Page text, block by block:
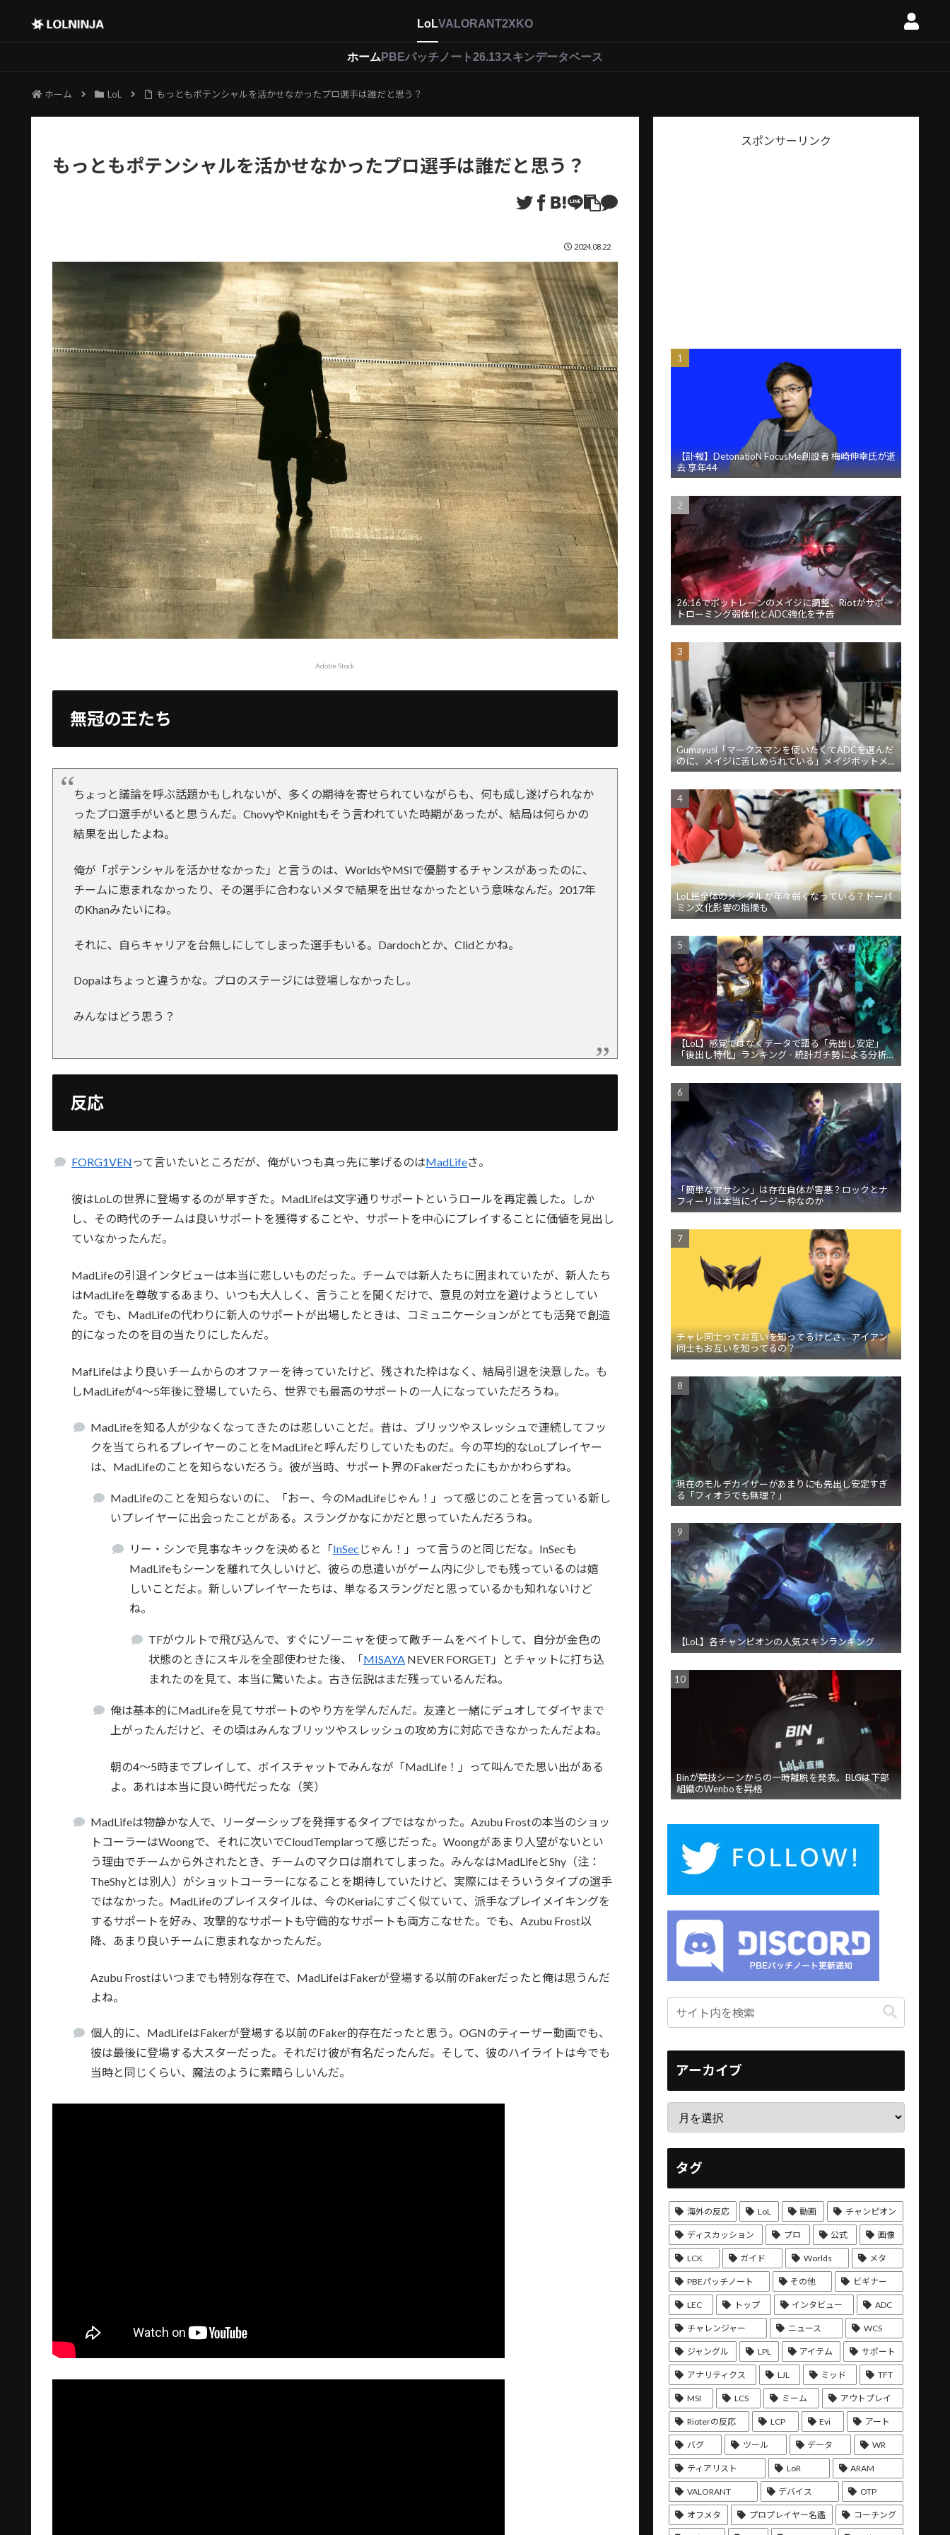
LoLVALORANT2XKO
ホーム PBEパッチノート26.13スキンデータベース
ホーム LoL もっともポテンシャルを活かせなかったプロ選手は誰だと思う？
もっともポテンシャルを活かせなかったプロ選手は誰だと思う？
2024.08.22
Adobe Stock
無冠の王たち
ちょっと議論を呼ぶ話題かもしれないが、多くの期待を寄せられていながらも、何も成し遂げられなか
ったプロ選手がいると思うんだ。ChovyやKnightもそう言われていた時期があったが、結局は何らかの
結果を出したよね。
俺が「ポテンシャルを活かせなかった」と言うのは、WorldsやMSIで優勝するチャンスがあったのに、
チームに恵まれなかったり、その選手に合わないメタで結果を出せなかったという意味なんだ。2017年
のKhanみたいにね。
それに、自らキャリアを台無しにしてしまった選手もいる。Dardochとか、Clidとかね。
Dopaはちょっと違うかな。プロのステージには登場しなかったし。
みんなはどう思う？
反応
FORG1VENって言いたいところだが、俺がいつも真っ先に挙げるのはMadLifeさ。
彼はLoLの世界に登場するのが早すぎた。MadLifeは文字通りサポートというロールを再定義した。しか
し、その時代のチームは良いサポートを獲得することや、サポートを中心にプレイすることに価値を見出し
ていなかったんだ。
MadLifeの引退インタビューは本当に悲しいものだった。チームでは新人たちに囲まれていたが、新人たち
はMadLifeを尊敬するあまり、いつも大人しく、言うことを聞くだけで、意見の対立を避けようとしてい
た。でも、MadLifeの代わりに新人のサポートが出場したときは、コミュニケーションがとても活発で創造
的になったのを目の当たりにしたんだ。
MafLifeはより良いチームからのオファーを待っていたけど、残された枠はなく、結局引退を決意した。も
しMadLifeが4〜5年後に登場していたら、世界でも最高のサポートの一人になっていただろうね。
MadLifeを知る人が少なくなってきたのは悲しいことだ。昔は、ブリッツやスレッシュで連続してフッ
クを当てられるプレイヤーのことをMadLifeと呼んだりしていたものだ。今の平均的なLoLプレイヤー
は、MadLifeのことを知らないだろう。彼が当時、サポート界のFakerだったにもかかわらずね。
MadLifeのことを知らないのに、「おー、今のMadLifeじゃん！」って感じのことを言っている新し
いプレイヤーに出会ったことがある。スラングかなにかだと思っていたんだろうね。
リー・シンで見事なキックを決めると「InSec じゃん！」って言うのと同じだな。InSecも
MadLifeもシーンを離れて久しいけど、彼らの息遣いがゲーム内に少しでも残っているのは嬉
しいことだよ。新しいプレイヤーたちは、単なるスラングだと思っているかも知れないけど
ね。
TFがウルトで飛び込んで、すぐにゾーニャを使って敵チームをベイトして、自分が金色の
状態のときにスキルを全部使わせた後、「MISAYA NEVER FORGET」とチャットに打ち込
まれたのを見て、本当に驚いたよ。古き伝説はまだ残っているんだね。
俺は基本的にMadLifeを見てサポートのやり方を学んだんだ。友達と一緒にデュオしてダイヤまで
上がったんだけど、その頃はみんなブリッツやスレッシュの攻め方に対応できなかったんだよね。
朝の4〜5時までプレイして、ボイスチャットでみんなが「MadLife！」って叫んでた思い出がある
よ。あれは本当に良い時代だったな（笑）
MadLifeは物静かな人で、リーダーシップを発揮するタイプではなかった。Azubu Frostの本当のショッ
トコーラーはWoongで、それに次いでCloudTemplarって感じだった。Woongがあまり人望がないとい
う理由でチームから外されたとき、チームのマクロは崩れてしまった。みんなはMadLifeとShy（注：
TheShyとは別人）がショットコーラーになることを期待していたけど、実際にはそういうタイプの選手
ではなかった。MadLifeのプレイスタイルは、今のKeriaにすごく似ていて、派手なプレイメイキングを
するサポートを好み、攻撃的なサポートも守備的なサポートも両方こなせた。でも、Azubu Frost以
降、あまり良いチームに恵まれなかったんだ。
Azubu Frostはいつまでも特別な存在で、MadLifeはFakerが登場する以前のFakerだったと俺は思うんだ
よね。
個人的に、MadLifeはFakerが登場する以前のFaker的存在だったと思う。OGNのティーザー動画でも、
彼は最後に登場する大スターだった。それだけ彼が有名だったんだ。そして、彼のハイライトは今でも
当時と同じくらい、魔法のように素晴らしいんだ。
スポンサーリンク
【訃報】DetonatioN FocusMe創設者 梅崎伸幸氏が逝
去 享年44
26.16でボットレーンのメイジに調整、Riotがサポー
トローミング弱体化とADC強化を予告
Gumayusi「マークスマンを使いたくてADCを選んだ
のに、メイジに苦しめられている」メイジボットメ
タに苦言
LoL民全体のメンタルが年々弱くなっている？ドーパ
ミン文化影響の指摘も
【LoL】感覚ではなくデータで語る「先出し安定」
「後出し特化」ランキング - 統計ガチ勢による分析が
話題
「簡単なアサシン」は存在自体が害悪？ロックとナ
フィーリは本当にイージー枠なのか
チャレ同士ってお互いを知ってるけどさ、アイアン
同士もお互いを知ってるの？
現在のモルデカイザーがあまりにも先出し安定すぎ
る「フィオラでも無理？」
【LoL】各チャンピオンの人気スキンランキング
Binが競技シーンからの一時離脱を発表。BLGは下部
組織のWenboを昇格
アーカイブ
タグ
海外の反応 LoL 動画 チャンピオン
ディスカッション プロ 公式 画像
LCK ガイド Worlds メタ
PBEパッチノート その他 ビギナー
LEC トップ インタビュー ADC
チャレンジャー ニュース WCS
ジャングル LPL アイテム サポート
アナリティクス LJL ミッド TFT
MSI LCS ミーム アウトプレイ
Rioterの反応 LCP Evi アート
バグ ツール データ WR
ティアリスト LoR ARAM
VALORANT デバイス OTP
オフメタ プロプレイヤー名鑑 コーチング